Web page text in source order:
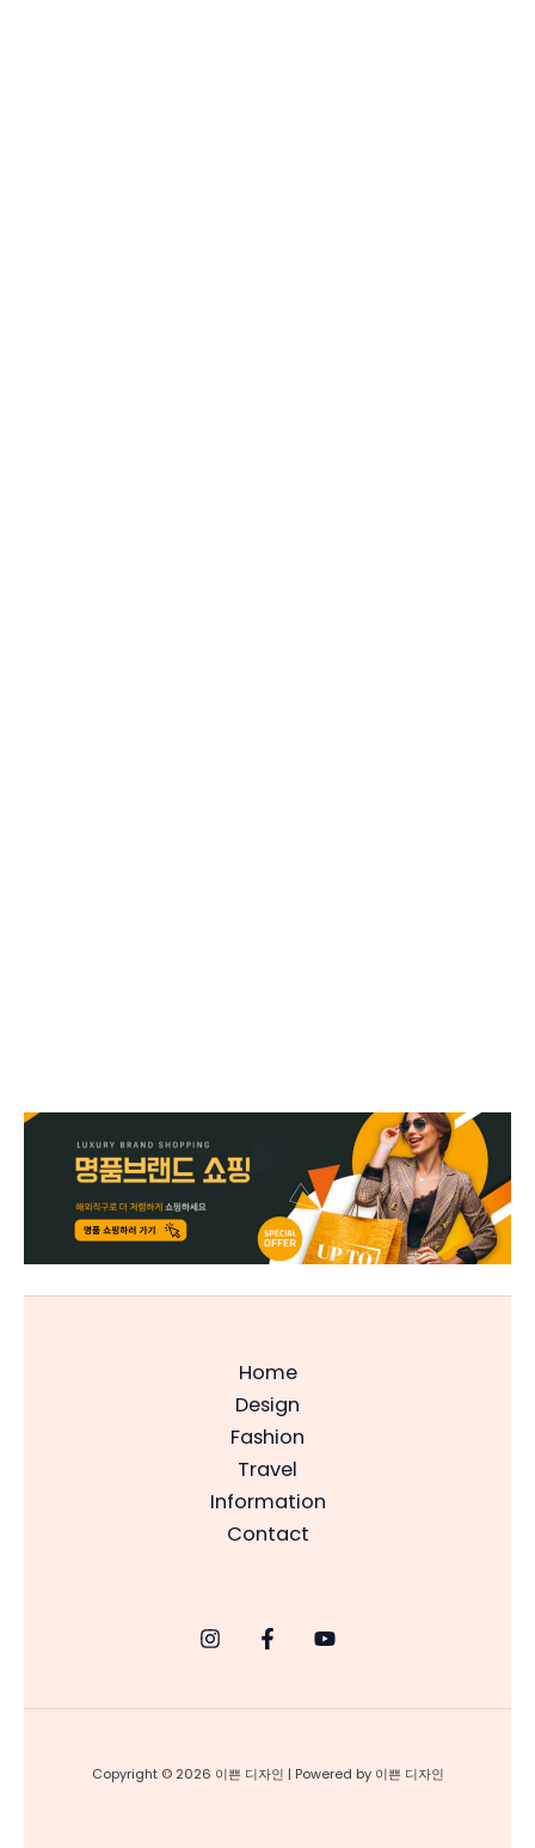
Home
Design
Fashion
Travel
Information
Contact
Copyright © 2026 이쁜 디자인 | Powered by 이쁜 디자인